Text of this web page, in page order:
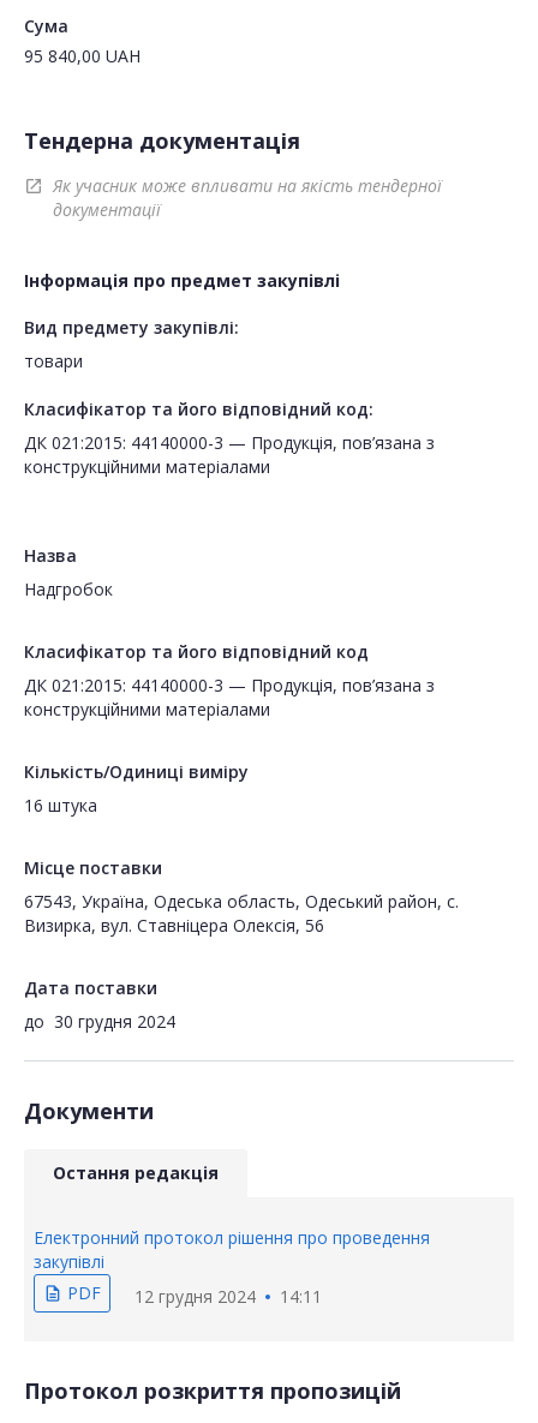
Сума
95 840,00 UAH
Тендерна документація
open_in_new
Як учасник може впливати на якість тендерної
документації
Інформація про предмет закупівлі
Вид предмету закупівлі:
товари
Класифікатор та його відповідний код:
ДК 021:2015: 44140000-3 — Продукція, пов’язана з
конструкційними матеріалами
Назва
Надгробок
Класифікатор та його відповідний код
ДК 021:2015: 44140000-3 — Продукція, пов’язана з
конструкційними матеріалами
Кількість/Одиниці виміру
16 штука
Місце поставки
67543, Україна, Одеська область, Одеський район, с.
Визирка, вул. Ставніцера Олексія, 56
Дата поставки
до 30 грудня 2024
Документи
Остання редакція
Електронний протокол рішення про проведення
закупівлі
description PDF 12 грудня 2024 14:11
Протокол розкриття пропозицій